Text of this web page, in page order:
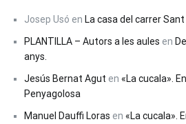
Josep Usó en La casa del carrer
PLANTILLA – Autors a les aules en
anys.
Jesús Bernat Agut en «La cucala».
Penyagolosa
Manuel Dauffi Loras en «La cucala».